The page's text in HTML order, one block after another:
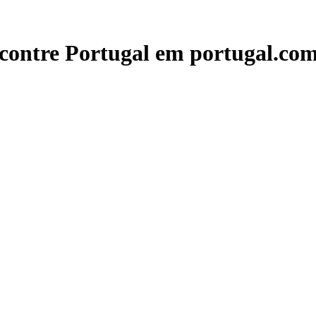
Portugal em